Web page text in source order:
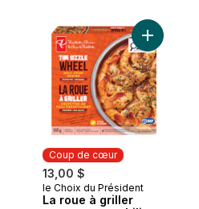
Bouteille isotherme en acier
Coup de cœur
13,00 $
Coup de cœur
le Choix du Président
La roue à griller
Ajouter